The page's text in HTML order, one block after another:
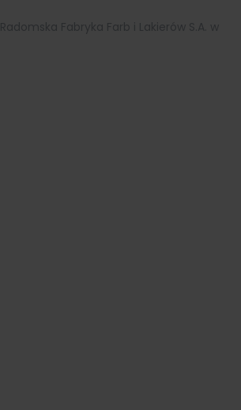
Radomska Fabryka Farb i Lakierów S.A. w